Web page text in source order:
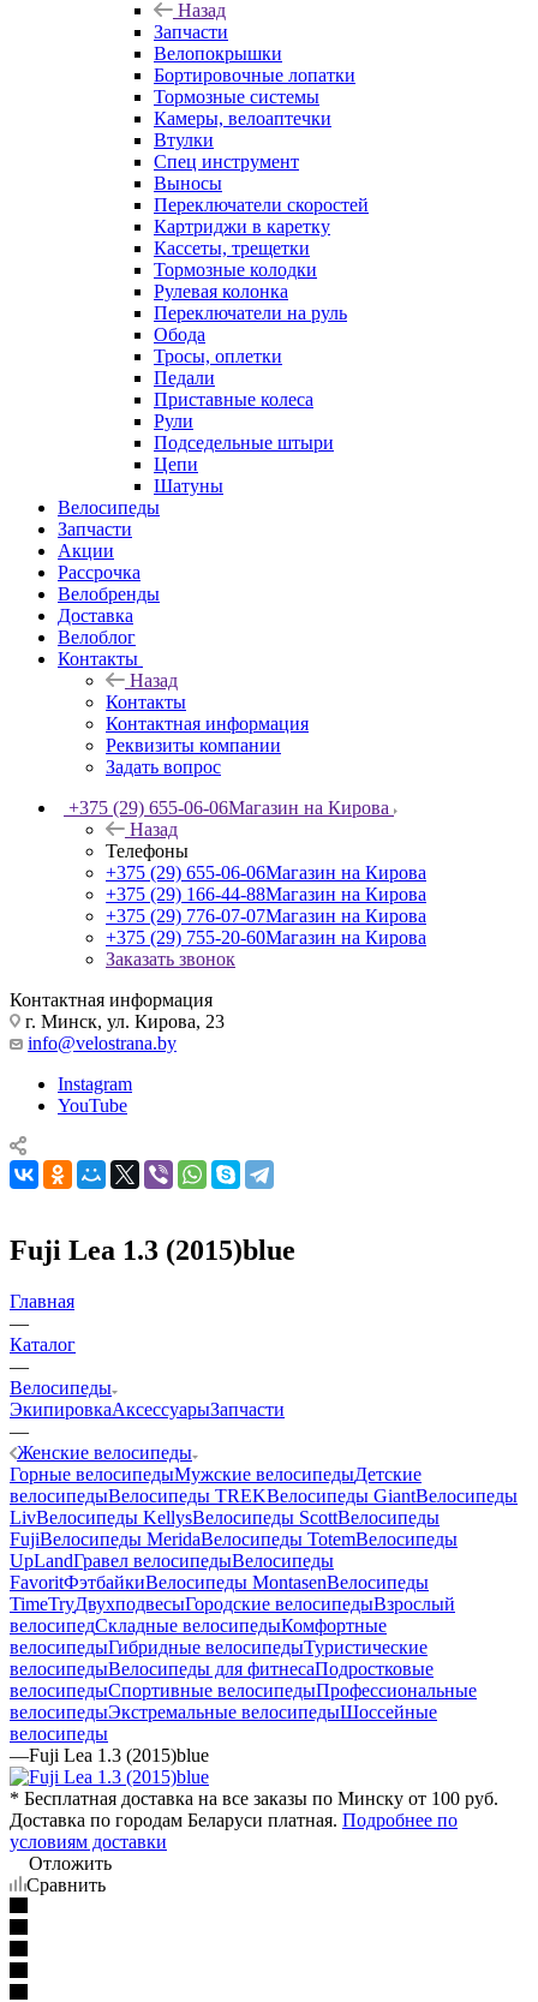
Назад
Запчасти
Велопокрышки
Бортировочные лопатки
Тормозные системы
Камеры, велоаптечки
Втулки
Спец инструмент
Выносы
Переключатели скоростей
Картриджи в каретку
Кассеты, трещетки
Тормозные колодки
Рулевая колонка
Переключатели на руль
Обода
Тросы, оплетки
Педали
Приставные колеса
Рули
Подседельные штыри
Цепи
Шатуны
Велосипеды
Запчасти
Акции
Рассрочка
Велобренды
Доставка
Велоблог
Контакты
Назад
Контакты
Контактная информация
Реквизиты компании
Задать вопрос
+375 (29) 655-06-06Магазин на Кирова
Назад
Телефоны
+375 (29) 655-06-06Магазин на Кирова
+375 (29) 166-44-88Магазин на Кирова
+375 (29) 776-07-07Магазин на Кирова
+375 (29) 755-20-60Магазин на Кирова
Заказать звонок
Контактная информация
г. Минск, ул. Кирова, 23
info@velostrana.by
Instagram
YouTube
Fuji Lea 1.3 (2015)blue
Главная
—
Каталог
—
Велосипеды
ЭкипировкаАксессуарыЗапчасти
—
Женские велосипеды
Горные велосипедыМужские велосипедыДетские
велосипедыВелосипеды TREKВелосипеды GiantВелосипеды
LivВелосипеды KellysВелосипеды ScottВелосипеды
FujiВелосипеды MeridaВелосипеды TotemВелосипеды
UpLandГравел велосипедыВелосипеды
FavoritФэтбайкиВелосипеды MontasenВелосипеды
TimeTryДвухподвесыГородские велосипедыВзрослый
велосипедСкладные велосипедыКомфортные
велосипедыГибридные велосипедыТуристические
велосипедыВелосипеды для фитнесаПодростковые
велосипедыСпортивные велосипедыПрофессиональные
велосипедыЭкстремальные велосипедыШоссейные
велосипеды
—Fuji Lea 1.3 (2015)blue
* Бесплатная доставка на все заказы по Минску от 100 руб.
Доставка по городам Беларуси платная. Подробнее по
условиям доставки
Отложить
Сравнить